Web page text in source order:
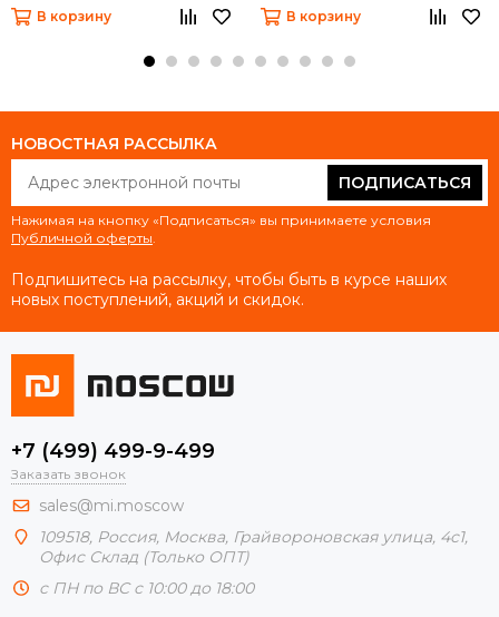
В корзину В корзину
НОВОСТНАЯ РАССЫЛКА
ПОДПИСАТЬСЯ
Нажимая на кнопку «Подписаться» вы принимаете условия
Публичной оферты.
Подпишитесь на рассылку, чтобы быть в курсе наших
новых поступлений, акций и скидок.
+7 (499) 499-9-499
Заказать звонок
sales@mi.moscow
109518, Россия, Москва, Грайвороновская улица, 4с1,
Офис Склад (Только ОПТ)
с ПН по ВС с 10:00 до 18:00